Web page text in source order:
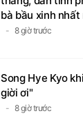
bà bầu xinh
8 giờ trước
Song Hye Kyo
giời ơi"
8 giờ trước